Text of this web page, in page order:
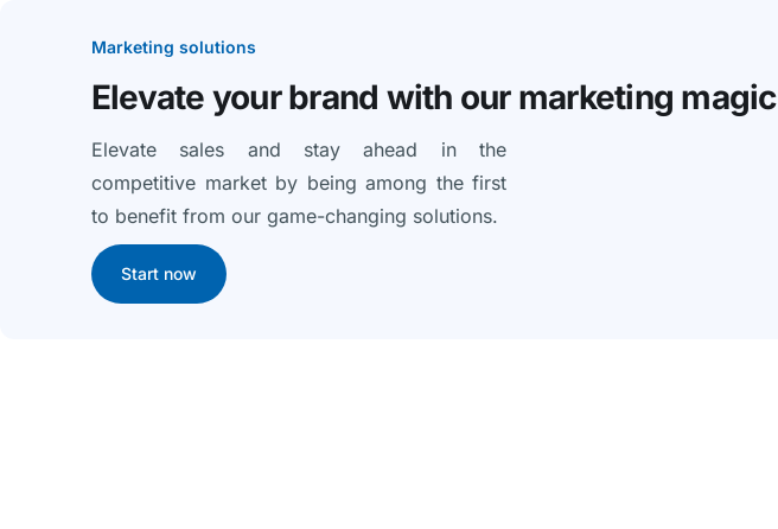
Marketing solutions
Elevate your brand with our marketing magic
Elevate sales and stay ahead in the
competitive market by being among the first
to benefit from our game-changing solutions.
Start now